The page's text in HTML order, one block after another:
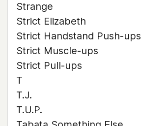
Strange
Strict Elizabeth
Strict Handstand Push-ups
Strict Muscle-ups
Strict Pull-ups
T
T.J.
T.U.P.